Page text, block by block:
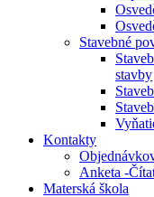
Stavebné
stavby
Kontakty
Anketa -
Materská škola